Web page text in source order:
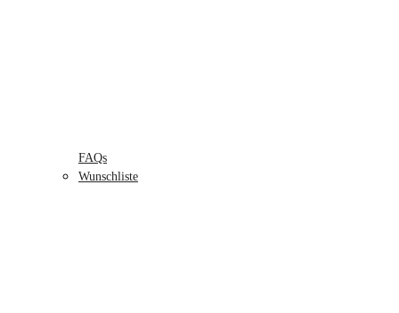
FAQs
Wunschliste